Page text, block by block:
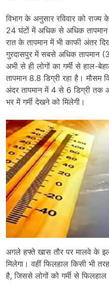
विभाग के अनुसार रविवार को राज्य
24 घंटों में अधिक से अधिक तापमान
रात के तापमान में भी काफी अंतर
गुरदासपुर में सबसे अधिक तापमान
अभी से ही लोगों का गर्मी से हाल-
तापमान 8.8 डिग्री रहा है।
अंदर तापमान में 4 से 6 डिग्री तक
भर में गर्मी देखने को मिलेगी।
अगले हफ्ते खास तौर पर मालवे के
मिलेगा। वहीं फिलहाल किसी भी
है, जिससे लोगों को गर्मी से फिलहाल